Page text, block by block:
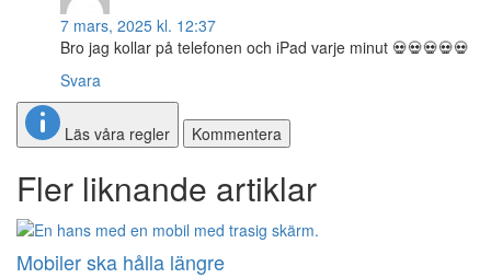
7 mars, 2025 kl. 12:37
Bro jag kollar på telefonen och iPad varje minut 💀💀💀💀💀
Svara
Läs våra regler Kommentera
Fler liknande artiklar
Mobiler ska hålla längre